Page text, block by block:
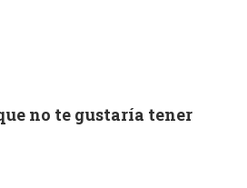
no te gustaría tener